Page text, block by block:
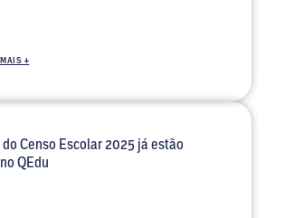
+
Censo Escolar 2025 já estão
QEdu